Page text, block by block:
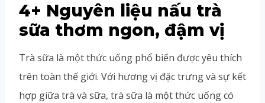
4+ Nguyên liệu nấu trà
sữa thơm ngon, đậm vị
Trà sữa là một thức uống phổ biến được yêu thích
trên toàn thế giới. Với hương vị đặc trưng và sự kết
hợp giữa trà và sữa, trà sữa là một thức uống có